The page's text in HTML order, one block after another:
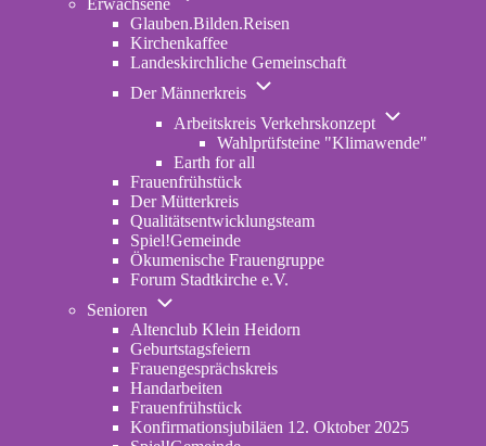
Erwachsene
Erwachsene
Glauben.Bilden.Reisen
new
Kirchenkaffee
Landeskirchliche Gemeinschaft
Der Männerkreis
Unternavigation
Der
Männerkreis
Arbeitskreis Verkehrskonzept
Arbeitskreis
Wahlprüfsteine "Klimawende"
Earth for all
Frauenfrühstück
Der Mütterkreis
Qualitätsentwicklungsteam
Spiel!Gemeinde
Ökumenische Frauengruppe
Forum Stadtkirche e.V.
tab)
Senioren
Unternavigation
Senioren
Altenclub Klein Heidorn
Geburtstagsfeiern
Frauengesprächskreis
Handarbeiten
Frauenfrühstück
Konfirmationsjubiläen 12. Oktober 2025